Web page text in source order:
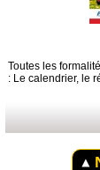
Toutes les
: Le calendrier, le